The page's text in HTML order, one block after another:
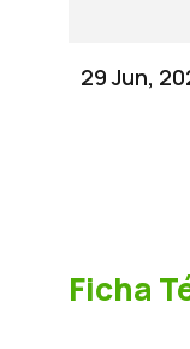
29 Jun,
Ficha